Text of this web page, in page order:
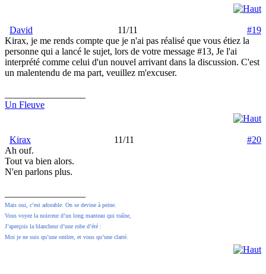
David 11/11
#19
Kirax, je me rends compte que je n'ai pas réalisé que vous étiez la
personne qui a lancé le sujet, lors de votre message #13, Je l'ai
interprété comme celui d'un nouvel arrivant dans la discussion. C'est
un malentendu de ma part, veuillez m'excuser.
Un Fleuve
Kirax 11/11
#20
Ah ouf.
Tout va bien alors.
N'en parlons plus.
Mais oui, c’est adorable. On se devine à peine.
Vous voyez la noirceur d’un long manteau qui traîne,
J’aperçois la blancheur d’une robe d’été :
Moi je ne suis qu’une ombre, et vous qu’une clarté.